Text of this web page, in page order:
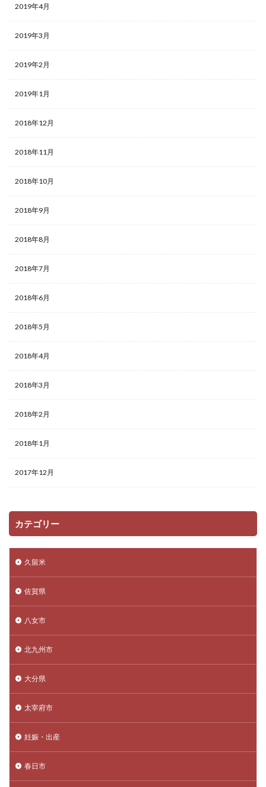
2019年4月
2019年3月
2019年2月
2019年1月
2018年12月
2018年11月
2018年10月
2018年9月
2018年8月
2018年7月
2018年6月
2018年5月
2018年4月
2018年3月
2018年2月
2018年1月
2017年12月
カテゴリー
久留米
佐賀県
八女市
北九州市
大分県
太宰府市
妊娠・出産
春日市